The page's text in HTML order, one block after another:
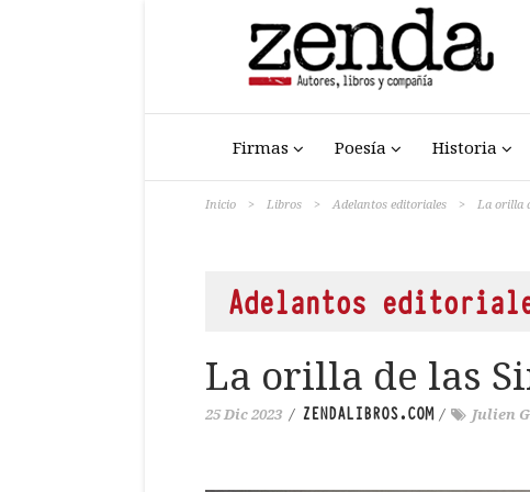
Firmas Poesía Historia
Inicio > Libros > Adelantos editoriales > La orilla
Adelantos
La orilla de las
25 Dic 2023 / ZENDALIBROS.COM/ Julien